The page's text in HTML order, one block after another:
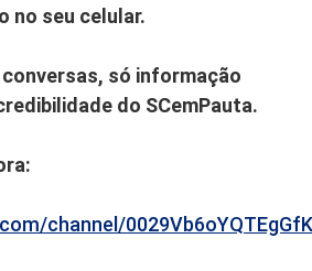
no seu celular.
só informação
do SCemPauta.
channel/